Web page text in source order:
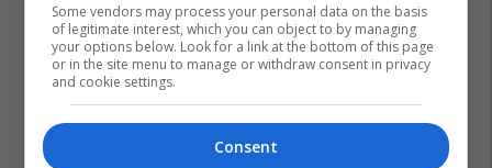
Some vendors may process your personal data on the basis
of legitimate interest, which you can object to by managing
your options below. Look for a link at the bottom of this page
or in the site menu to manage or withdraw consent in privacy
and cookie settings.
Consent